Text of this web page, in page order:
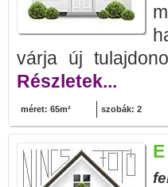
várja új
Részletek...
méret: 65m² szobák: 2